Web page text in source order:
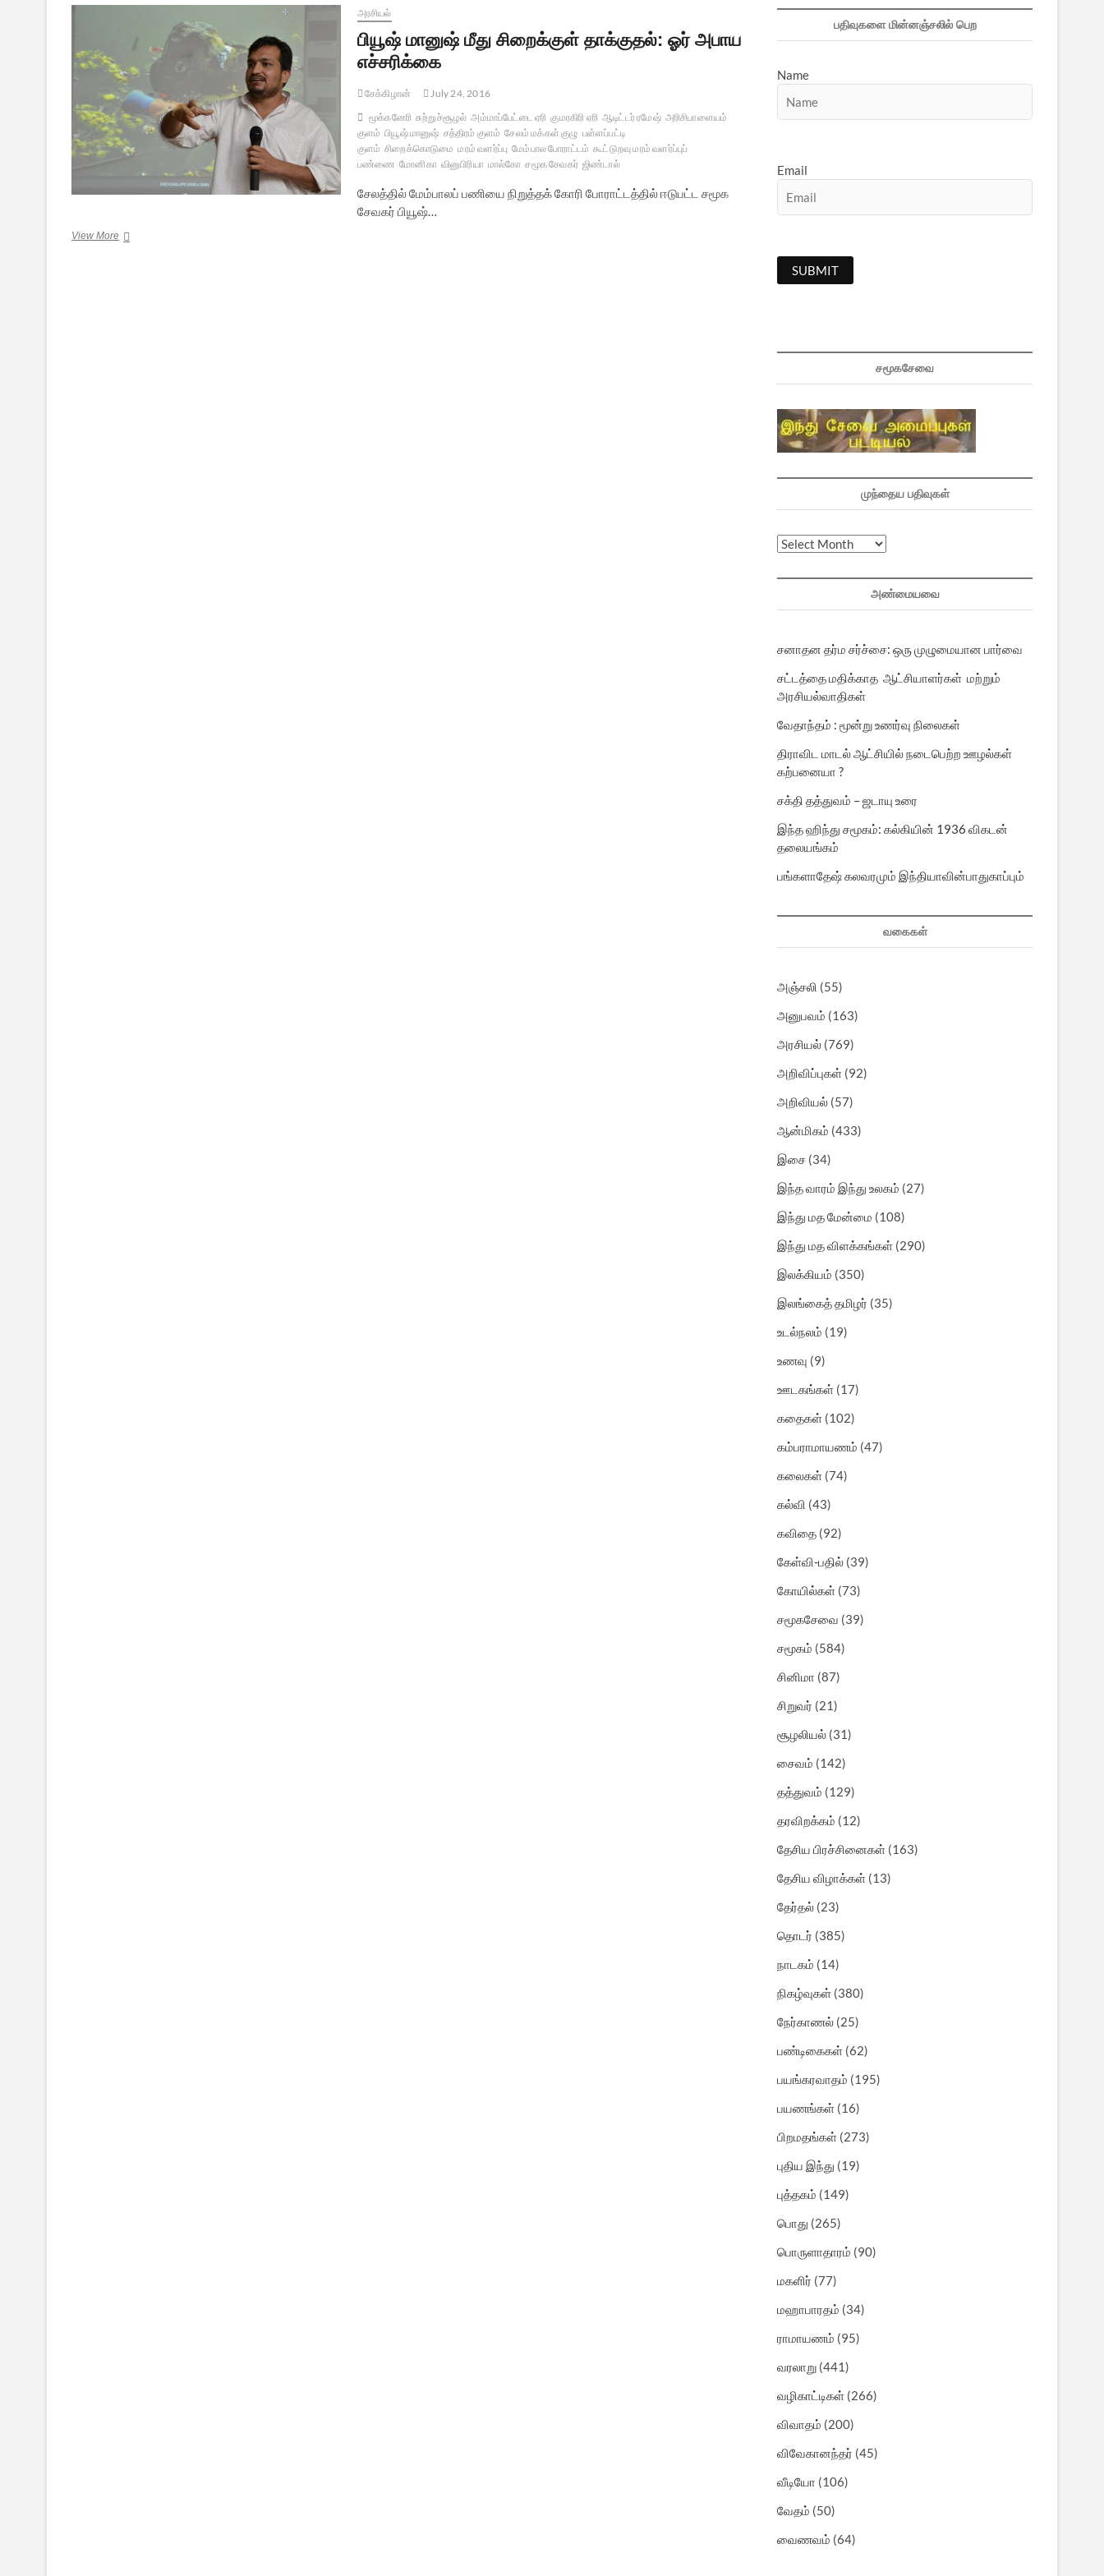
அரசியல்
பியூஷ் மானுஷ் மீது சிறைக்குள் தாக்குதல்: ஓர் அபாய
எச்சரிக்கை
சேக்கிழான்
July 24, 2016
மூக்கனேரி சுற்றுச்சூழல் அம்மாப்பேட்டை ஏரி குமரகிரி ஏரி ஆடிட்டர் ரமேஷ் அரிசிபாளையம்
குளம் பியூஷ் மானுஷ் சத்திரம் குளம் சேலம் மக்கள் குழு பள்ளப்பட்டி
குளம் சிறைக்கொடுமை மரம் வளர்ப்பு மேம்பால போராட்டம் கூட்டுறவு மரம் வளர்ப்புப்
பண்ணை மோனிகா வினுபிரியா மால்கோ சமூக சேவகர் ஜிண்டால்
சேலத்தில் மேம்பாலப் பணியை நிறுத்தக் கோரி போராட்டத்தில் ஈடுபட்ட சமூக
சேவகர் பியூஷ்…
View Moreபியூஷ்
பதிவுகளை மின்னஞ்சலில் பெற
Name
Email
சமூகசேவை
முந்தைய பதிவுகள்
முந்தைய
அண்மையவை
சனாதன தர்ம சர்ச்சை: ஒரு முழுமையான பார்வை
சட்டத்தை மதிக்காத ஆட்சியாளர்கள் மற்றும்
அரசியல்வாதிகள்
வேதாந்தம் : மூன்று உணர்வு நிலைகள்
திராவிட மாடல் ஆட்சியில் நடைபெற்ற ஊழல்கள்
கற்பனையா ?
சக்தி தத்துவம் – ஜடாயு உரை
இந்த ஹிந்து சமூகம்: கல்கியின் 1936 விகடன்
தலையங்கம்
பங்களாதேஷ் கலவரமும் இந்தியாவின்பாதுகாப்பும்
வகைகள்
அஞ்சலி (55)
அனுபவம் (163)
அரசியல் (769)
அறிவிப்புகள் (92)
அறிவியல் (57)
ஆன்மிகம் (433)
இசை (34)
இந்த வாரம் இந்து உலகம் (27)
இந்து மத மேன்மை (108)
இந்து மத விளக்கங்கள் (290)
இலக்கியம் (350)
இலங்கைத் தமிழர் (35)
உடல்நலம் (19)
உணவு (9)
ஊடகங்கள் (17)
கதைகள் (102)
கம்பராமாயணம் (47)
கலைகள் (74)
கல்வி (43)
கவிதை (92)
கேள்வி-பதில் (39)
கோயில்கள் (73)
சமூகசேவை (39)
சமூகம் (584)
சினிமா (87)
சிறுவர் (21)
சூழலியல் (31)
சைவம் (142)
தத்துவம் (129)
தரவிறக்கம் (12)
தேசிய பிரச்சினைகள் (163)
தேசிய விழாக்கள் (13)
தேர்தல் (23)
தொடர் (385)
நாடகம் (14)
நிகழ்வுகள் (380)
நேர்காணல் (25)
பண்டிகைகள் (62)
பயங்கரவாதம் (195)
பயணங்கள் (16)
பிறமதங்கள் (273)
புதிய இந்து (19)
புத்தகம் (149)
பொது (265)
பொருளாதாரம் (90)
மகளிர் (77)
மஹாபாரதம் (34)
ராமாயணம் (95)
வரலாறு (441)
வழிகாட்டிகள் (266)
விவாதம் (200)
விவேகானந்தர் (45)
வீடியோ (106)
வேதம் (50)
வைணவம் (64)